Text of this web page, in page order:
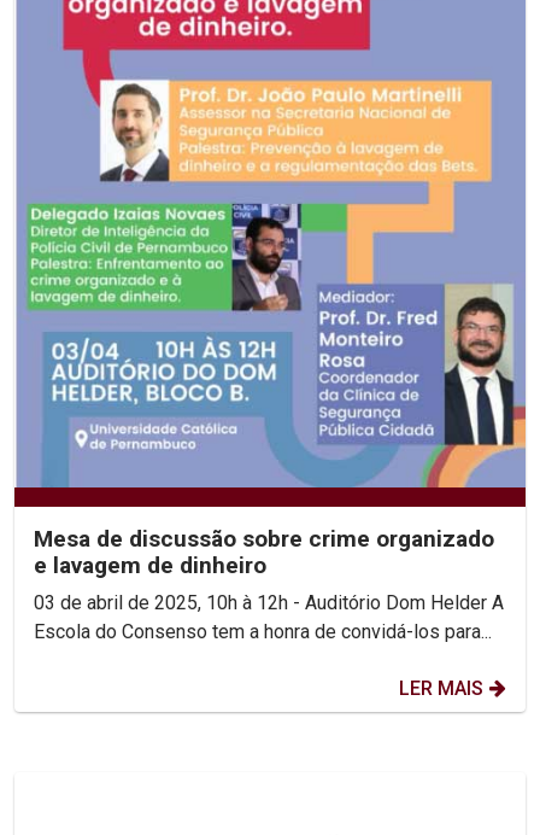
Mesa de discussão sobre crime organizado
e lavagem de dinheiro
03 de abril de 2025, 10h à 12h - Auditório Dom Helder A
Escola do Consenso tem a honra de convidá-los para...
LER MAIS